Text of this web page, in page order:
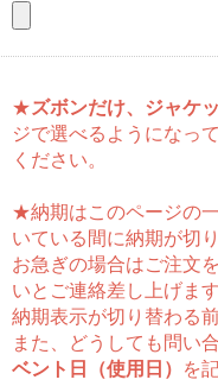
★ズボンだけ、ジャケ
ジで選べるようになっ
ください。
★納期はこのページの
いている間に納期が切
お急ぎの場合はご注文
いとご連絡差し上げま
納期表示が切り替わる
また、どうしても問い
ベント日（使用日）
を